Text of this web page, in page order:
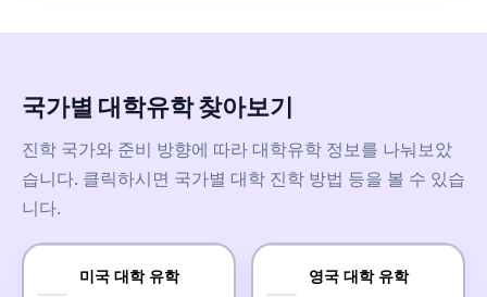
국가별 대학유학 찾아보기
진학 국가와 준비 방향에 따라 대학유학 정보를 나눠보았
습니다. 클릭하시면 국가별 대학 진학 방법 등을 볼 수 있습
니다.
미국 대학 유학
영국 대학 유학